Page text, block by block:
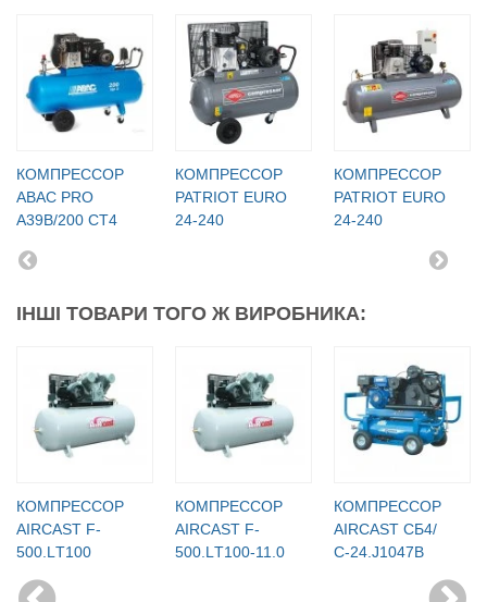
КОМПРЕССОР
ABAC PRO
A39B/200 CT4
КОМПРЕССОР
PATRIOT EURO
24-240
КОМПРЕССОР
PATRIOT EURO
24-240
ІНШІ ТОВАРИ ТОГО Ж ВИРОБНИКА:
КОМПРЕССОР
AIRCAST F-
500.LТ100
КОМПРЕССОР
AIRCAST F-
500.LТ100-11.0
КОМПРЕССОР
AIRCAST СБ4/
С-24.J1047B